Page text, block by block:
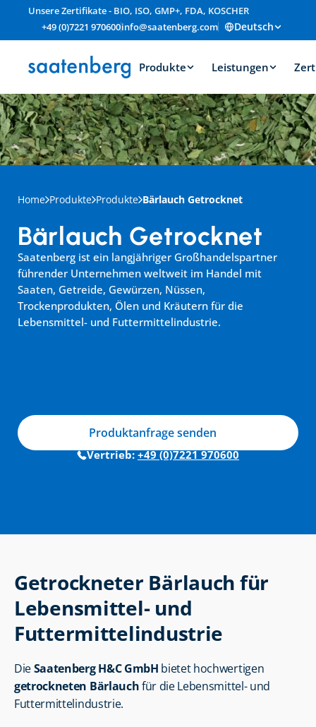
Unsere Zertifikate - BIO, ISO, GMP+, FDA, KOSCHER
+49 (0)7221 970600info@saatenberg.com Deutsch
Produkte Leistungen
Home Produkte Produkte Bärlauch Getrocknet
Saatenberg ist ein langjähriger Großhandelspartner
führender Unternehmen weltweit im Handel mit
Saaten, Getreide, Gewürzen, Nüssen,
Trockenprodukten, Ölen und Kräutern für die
Lebensmittel- und Futtermittelindustrie.
Bärlauch Getrocknet
Vertrieb: +49 (0)7221 970600
Produktanfrage senden
Getrockneter Bärlauch für
Lebensmittel- und
Futtermittelindustrie
Die Saatenberg H&C GmbH
getrockneten Bärlauch für die Lebensmittel- und
Futtermittelindustrie.